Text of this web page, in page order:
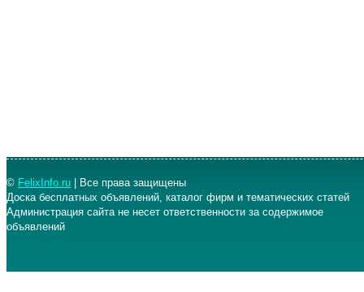
© FelixInfo.ru | Все права защищены
Доска бесплатных объявлений, каталог фирм и тематических статей
Администрация сайта не несет ответственности за содержимое
объявлений